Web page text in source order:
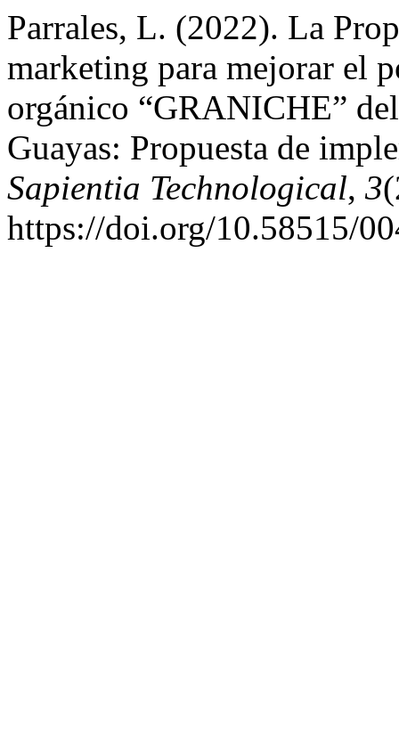
Parrales, L. (2022). La
marketing para mejorar el
orgánico “GRANICHE”
Guayas: Propuesta de
Sapientia Technological, 3
https://doi.org/10.58515/